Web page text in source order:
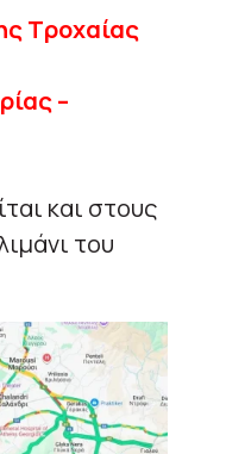
Τροχαίας
–
και στους
του